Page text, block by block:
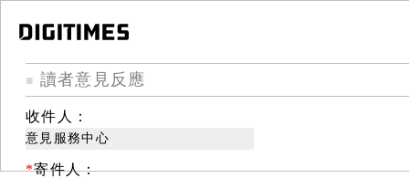
■ 讀者意見反應
收件人：
意見服務中心
*寄件人：